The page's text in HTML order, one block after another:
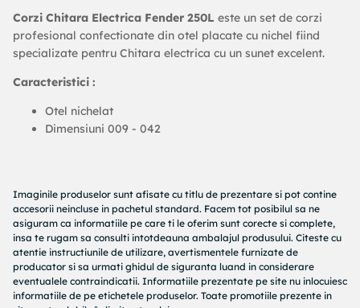
Corzi Chitara Electrica Fender 250L este un set de corzi
profesional confectionate din otel placate cu nichel fiind
specializate pentru Chitara electrica cu un sunet excelent.
Caracteristici :
Otel nichelat
Dimensiuni 009 - 042
Imaginile produselor sunt afisate cu titlu de prezentare si pot contine
accesorii neincluse in pachetul standard. Facem tot posibilul sa ne
asiguram ca informatiile pe care ti le oferim sunt corecte si complete,
insa te rugam sa consulti intotdeauna ambalajul produsului. Citeste cu
atentie instructiunile de utilizare, avertismentele furnizate de
producator si sa urmati ghidul de siguranta luand in considerare
eventualele contraindicatii. Informatiile prezentate pe site nu inlocuiesc
informatiile de pe etichetele produselor. Toate promotiile prezente in